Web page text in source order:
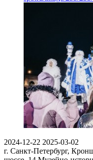
2024-12-22 2025-03-02
г. Санкт-Петербург,